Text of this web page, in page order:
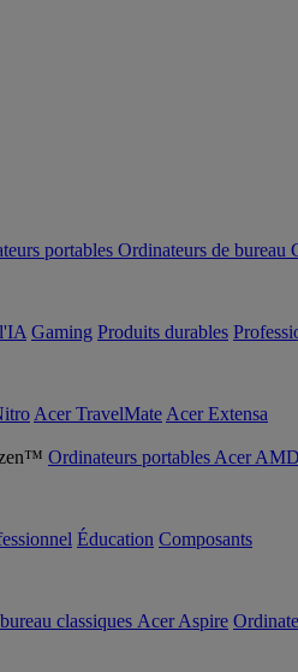
portables Ordinateurs de bureau
Gaming Produits durables
Acer TravelMate Acer Extensa
Ordinateurs portables Acer
Éducation Composants
classiques Acer Aspire